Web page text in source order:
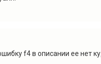
f4 в описании ее нет